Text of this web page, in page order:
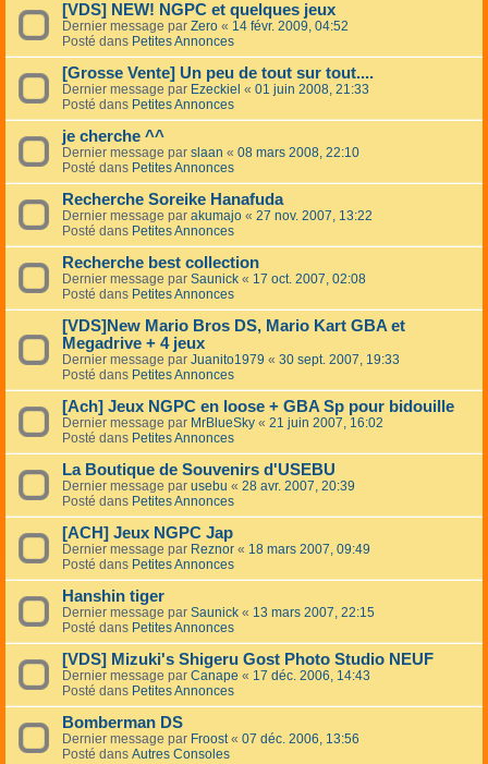
[VDS] NEW! NGPC et quelques jeux
Dernier message par Zero « 14 févr. 2009, 04:52
Posté dans Petites Annonces
[Grosse Vente] Un peu de tout sur tout....
Dernier message par Ezeckiel « 01 juin 2008, 21:33
Posté dans Petites Annonces
je cherche ^^
Dernier message par slaan « 08 mars 2008, 22:10
Posté dans Petites Annonces
Recherche Soreike Hanafuda
Dernier message par akumajo « 27 nov. 2007, 13:22
Posté dans Petites Annonces
Recherche best collection
Dernier message par Saunick « 17 oct. 2007, 02:08
Posté dans Petites Annonces
[VDS]New Mario Bros DS, Mario Kart GBA et
Megadrive + 4 jeux
Dernier message par Juanito1979 « 30 sept. 2007, 19:33
Posté dans Petites Annonces
[Ach] Jeux NGPC en loose + GBA Sp pour bidouille
Dernier message par MrBlueSky « 21 juin 2007, 16:02
Posté dans Petites Annonces
La Boutique de Souvenirs d'USEBU
Dernier message par usebu « 28 avr. 2007, 20:39
Posté dans Petites Annonces
[ACH] Jeux NGPC Jap
Dernier message par Reznor « 18 mars 2007, 09:49
Posté dans Petites Annonces
Hanshin tiger
Dernier message par Saunick « 13 mars 2007, 22:15
Posté dans Petites Annonces
[VDS] Mizuki's Shigeru Gost Photo Studio NEUF
Dernier message par Canape « 17 déc. 2006, 14:43
Posté dans Petites Annonces
Bomberman DS
Dernier message par Froost« 07 déc. 2006, 13:56
Posté dans Autres Consoles